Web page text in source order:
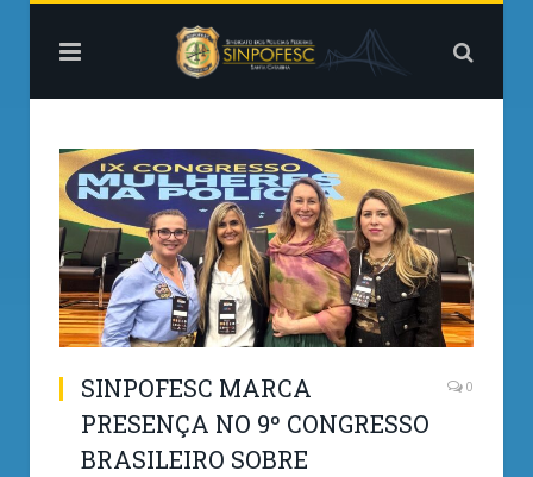
SINPOFESC MARCA
PRESENÇA NO 9º CONGRESSO
BRASILEIRO SOBRE
0